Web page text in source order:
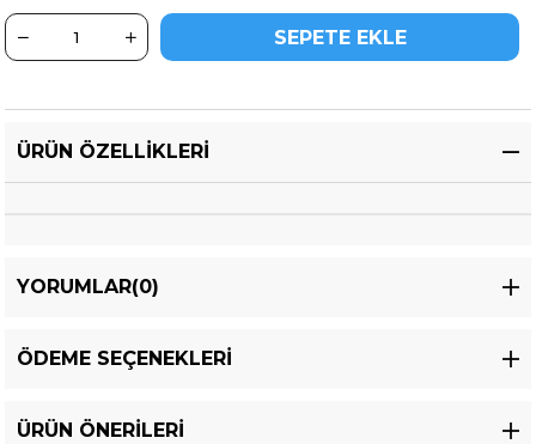
ÜRÜN ÖZELLIKLERI
YORUMLAR(0)
ÖDEME SEÇENEKLERI
ÜRÜN ÖNERILERI